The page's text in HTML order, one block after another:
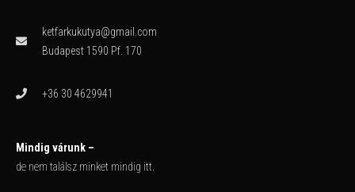
ketfarkukutya@gmail.com
Budapest 1590 Pf. 170
+36 30 4629941
Mindig várunk –
de nem találsz minket mindig itt.